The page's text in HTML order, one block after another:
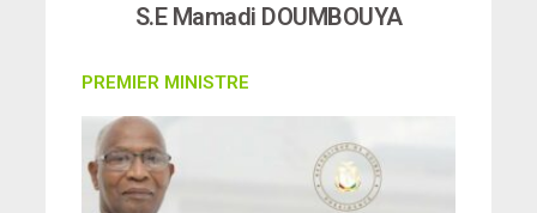
S.E Mamadi DOUMBOUYA
PREMIER MINISTRE